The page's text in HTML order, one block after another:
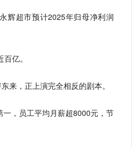
辉超市预计2025年归母净利润
亿。
来，正上演完全相反的剧本。
，员工平均月薪超8000元，节